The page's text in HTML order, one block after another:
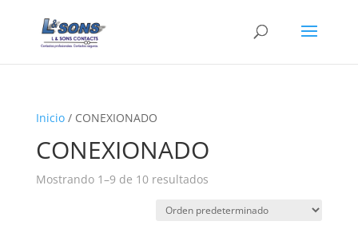
Inicio/ CONEXIONADO
CONEXIONADO
Mostrando 1–9 de 10 resultados